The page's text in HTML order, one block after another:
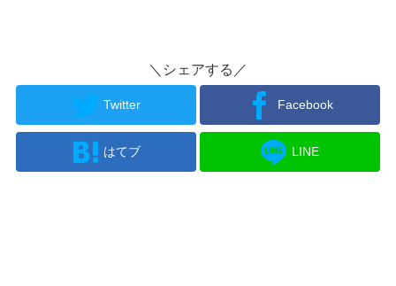
＼シェアする／
Twitter Facebook
はてブ LINE